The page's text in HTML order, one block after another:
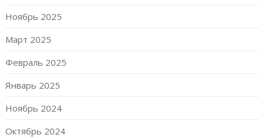
Ноябрь 2025
Март 2025
Февраль 2025
Январь 2025
Ноябрь 2024
Октябрь 2024